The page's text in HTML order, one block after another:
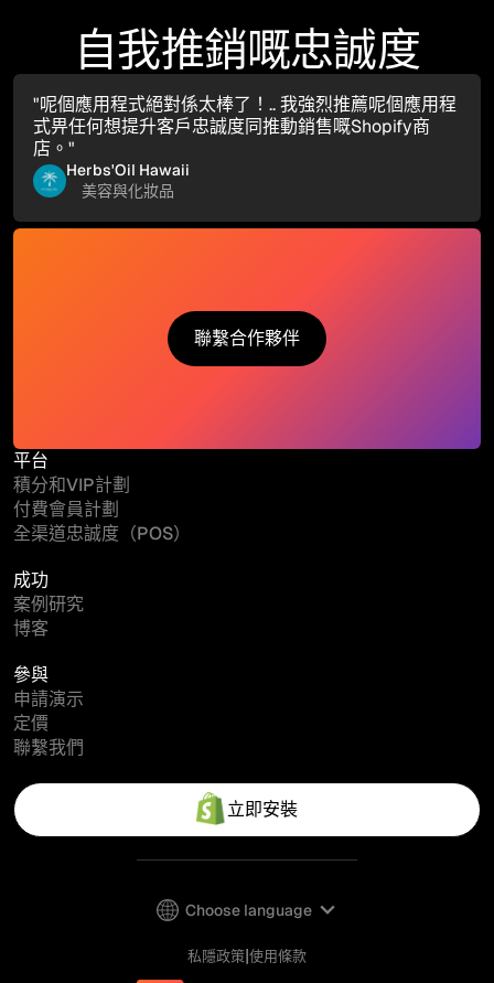
自我推銷嘅忠誠度
"呢個應用程式絕對係太棒了！.. 我強烈推薦呢個應用程
式畀任何想提升客戶忠誠度同推動銷售嘅Shopify商
店。"
Herbs'Oil Hawaii
美容與化妝品
聯繫合作夥伴
聯繫合作夥伴
平台
積分和VIP計劃
付費會員計劃
全渠道忠誠度（POS）
成功
案例研究
博客
參與
申請演示
定價
聯繫我們
立即安裝
私隱政策|使用條款
Choose language